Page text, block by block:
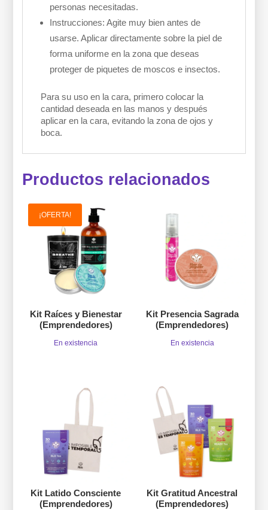
personas necesitadas.
Instrucciones: Agite muy bien antes de
usarse. Aplicar directamente sobre la piel de
forma uniforme en la zona que deseas
proteger de piquetes de moscos e insectos.
Para su uso en la cara, primero colocar la
cantidad deseada en las manos y después
aplicar en la cara, evitando la zona de ojos y
boca.
Productos relacionados
¡OFERTA!
Kit Raíces y Bienestar
(Emprendedores)
En existencia
Kit Presencia Sagrada
(Emprendedores)
En existencia
Kit Latido Consciente
(Emprendedores)
Kit Gratitud Ancestral
(Emprendedores)